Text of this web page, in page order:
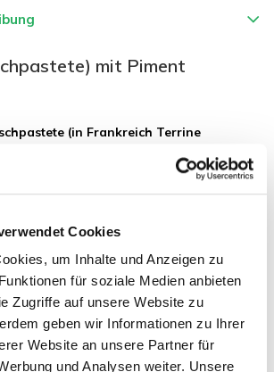
Cookies
um Inhalte und Anzeigen zu
für soziale Medien anbieten
Zugriffe auf unsere Website zu
geben wir Informationen zu Ihrer
Website an unsere Partner für
und Analysen weiter. Unsere
mit Piment
(in Frankreich Terrine
Terrine:
aber wir denken is schmeckt sogar
auf Toast oder Baguette. Unsere
schädlichen Gerüche, Farbstoffe oder
klassische Fleischpastete gibts in viele